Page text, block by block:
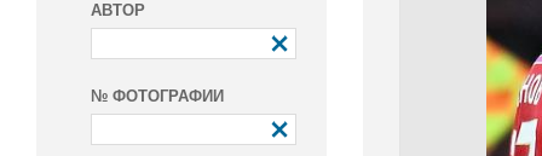
АВТОР
№ ФОТОГРАФИИ